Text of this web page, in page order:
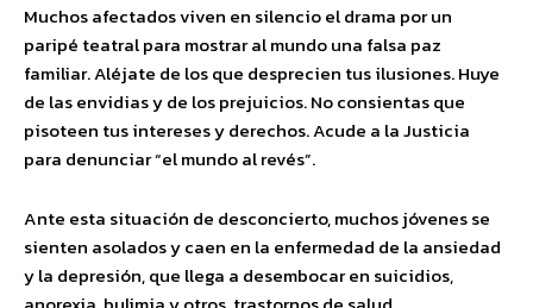
Muchos afectados viven en silencio el drama por un
paripé teatral para mostrar al mundo una falsa paz
familiar. Aléjate de los que desprecien tus ilusiones. Huye
de las envidias y de los prejuicios. No consientas que
pisoteen tus intereses y derechos. Acude a la Justicia
para denunciar “el mundo al revés”.
Ante esta situación de desconcierto, muchos jóvenes se
sienten asolados y caen en la enfermedad de la ansiedad
y la depresión, que llega a desembocar en suicidios,